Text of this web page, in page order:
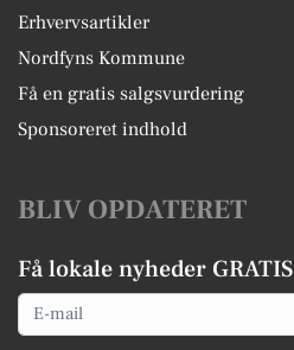
Erhvervsartikler
Nordfyns Kommune
Få en gratis salgsvurdering
Sponsoreret indhold
BLIV OPDATERET
Få lokale nyheder GRATIS
Email